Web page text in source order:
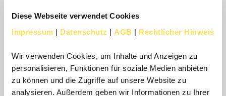
Diese Webseite verwendet Cookies
Impressum | Datenschutz | AGB | Rechtlicher Hinweis
Wir verwenden Cookies, um Inhalte und Anzeigen zu
personalisieren, Funktionen für soziale Medien anbieten
zu können und die Zugriffe auf unsere Website zu
analysieren. Außerdem geben wir Informationen zu Ihrer
Felix ist ein strategischer Designer, Unternehmer und Experte
Digital-Pionier gründete er 2004 Iconstorm, die Frankfurter
Agentur für strategisches Design. Mit seinem Team entwickelte
er Produkte und Services für zahlreiche DAX-Unternehmen und
Mittelständler. Seit 2023 liegt sein Fokus als Gründer von